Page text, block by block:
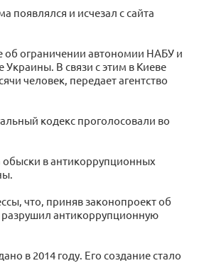
появлялся и исчезал с сайта
об ограничении автономии НАБУ и
Украины. В связи с этим в Киеве
человек, передает агентство
кодекс проголосовали во
в антикоррупционных
что, приняв законопроект об
антикоррупционную
в 2014 году. Его создание стало